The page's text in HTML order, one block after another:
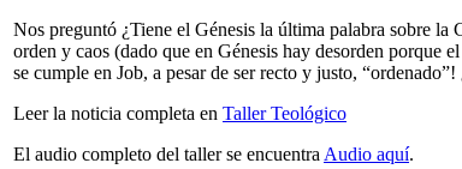
Nos preguntó ¿Tiene el Génesis la última palabra sobre
orden y caos (dado que en Génesis hay desorden porque
se cumple en Job, a pesar de ser recto y justo, “ordenado”!
Leer la noticia completa en Taller Teológico
El audio completo del taller se encuentra Audio aquí.